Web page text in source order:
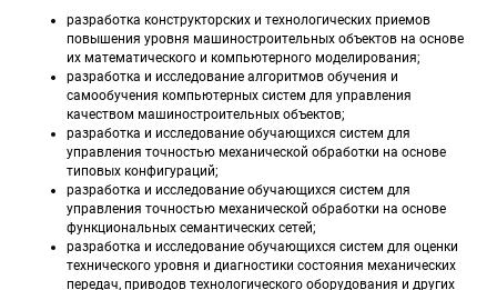
разработка конструкторских и технологических приемов
повышения уровня машиностроительных объектов на основе
их математического и компьютерного моделирования;
разработка и исследование алгоритмов обучения и
самообучения компьютерных систем для управления
качеством машиностроительных объектов;
разработка и исследование обучающихся систем для
управления точностью механической обработки на основе
типовых конфигураций;
разработка и исследование обучающихся систем для
управления точностью механической обработки на основе
функциональных семантических сетей;
разработка и исследование обучающихся систем для оценки
технического уровня и диагностики состояния механических
передач, приводов технологического оборудования и других